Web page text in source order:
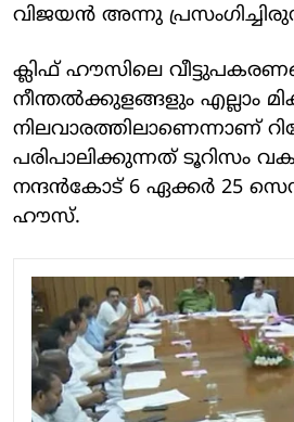
വിജയന്‍ അന്നു
ക്ലിഫ് ഹൗസിലെ
നീന്തല്‍ക്കുളങ്ങളും എല്ലാം
നിലവാരത്തിലാണെന്നാണ്
പരിപാലിക്കുന്നത് ടൂറിസം
നന്ദന്‍കോട് 6 ഏക്കര്‍ 25
ഹൗസ്.